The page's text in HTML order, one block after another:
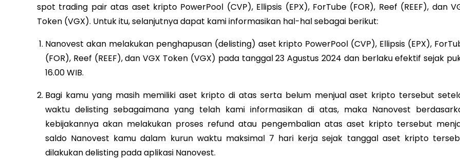
spot trading pair atas aset kripto PowerPool (CVP), Ellipsis (EPX), ForTube (FOR), Reef (REEF), dan
Token (VGX). Untuk itu, selanjutnya dapat kami informasikan hal-hal sebagai berikut:
Nanovest akan melakukan penghapusan (delisting) aset kripto PowerPool (CVP), Ellipsis (EPX),
(FOR), Reef (REEF), dan VGX Token (VGX) pada tanggal 23 Agustus 2024 dan berlaku efektif sejak
16.00 WIB.
Bagi kamu yang masih memiliki aset kripto di atas serta belum menjual aset kripto tersebut
waktu delisting sebagaimana yang telah kami informasikan di atas, maka Nanovest
kebijakannya akan melakukan proses refund atau pengembalian atas aset kripto tersebut
saldo Nanovest kamu dalam kurun waktu maksimal 7 hari kerja sejak tanggal aset kripto
dilakukan delisting pada aplikasi Nanovest.